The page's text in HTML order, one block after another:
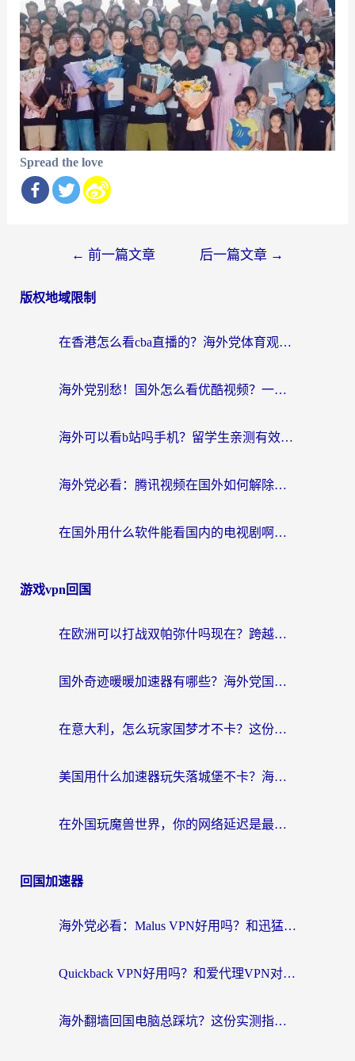
Spread the love
导
← 前一篇文章 后一篇文章 →
版权地域限制
在香港怎么看cba直播的？海外党体育观赛终极指南：告别版权限制，畅享中文解说
海外党别愁！国外怎么看优酷视频？一招解决追剧、看直播难题
海外可以看b站吗手机？留学生亲测有效的回国加速指南
海外党必看：腾讯视频在国外如何解除地域限制？附优酷咪咕使用指南
在国外用什么软件能看国内的电视剧啊？留学生亲测有效的回国加速方案
游戏vpn回国
在欧洲可以打战双帕弥什吗现在？跨越延迟墙的实战指南
国外奇迹暖暖加速器有哪些？海外党国服游戏畅玩终极指南（附亲测推荐）
在意大利，怎么玩家国梦才不卡？这份终极加速指南请收好
美国用什么加速器玩失落城堡不卡？海外党亲测有效的国服游戏加速指南
在外国玩魔兽世界，你的网络延迟是最大的敌人
回国加速器
海外党必看：Malus VPN好用吗？和迅猛兔VPN对比哪个回国效果更好？附真实体验与避坑指南
Quickback VPN好用吗？和爱代理VPN对比哪个回国效果更好？
海外翻墙回国电脑总踩坑？这份实测指南帮你选对加速器（附ChickCNinitapMalus对比）